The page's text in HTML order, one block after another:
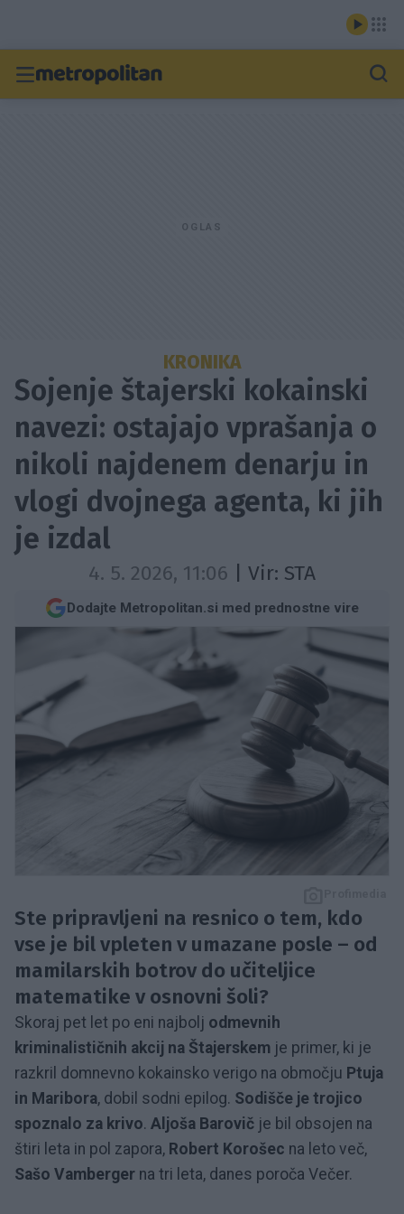
KRONIKA
Sojenje štajerski kokainski
navezi: ostajajo vprašanja o
nikoli najdenem denarju in
vlogi dvojnega agenta, ki jih
je izdal
4. 5. 2026, 11:06 | Vir: STA
Dodajte Metropolitan.si med prednostne vire
Ste pripravljeni na resnico o tem, kdo
vse je bil vpleten v umazane posle – od
mamilarskih botrov do učiteljice
matematike v osnovni šoli?
Skoraj pet let po eni najbolj odmevnih
kriminalističnih akcij na Štajerskem je primer, ki je
razkril domnevno kokainsko verigo na območju Ptuja
in Maribora, dobil sodni epilog. Sodišče je trojico
spoznalo za krivo. Aljoša Barovič je bil obsojen na
štiri leta in pol zapora, Robert Korošec na leto več,
Sašo Vamberger na tri leta, danes poroča Večer.